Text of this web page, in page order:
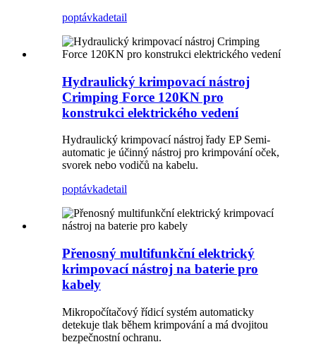
poptávkadetail
Hydraulický krimpovací nástroj
Crimping Force 120KN pro
konstrukci elektrického vedení
Hydraulický krimpovací nástroj řady EP Semi-
automatic je účinný nástroj pro krimpování oček,
svorek nebo vodičů na kabelu.
poptávkadetail
Přenosný multifunkční elektrický
krimpovací nástroj na baterie pro
kabely
Mikropočítačový řídicí systém automaticky
detekuje tlak během krimpování a má dvojitou
bezpečnostní ochranu.